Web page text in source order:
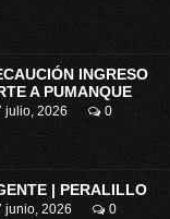
INGRESO
A PUMANQUE
julio, 2026 0
| PERALILLO
junio, 2026 0